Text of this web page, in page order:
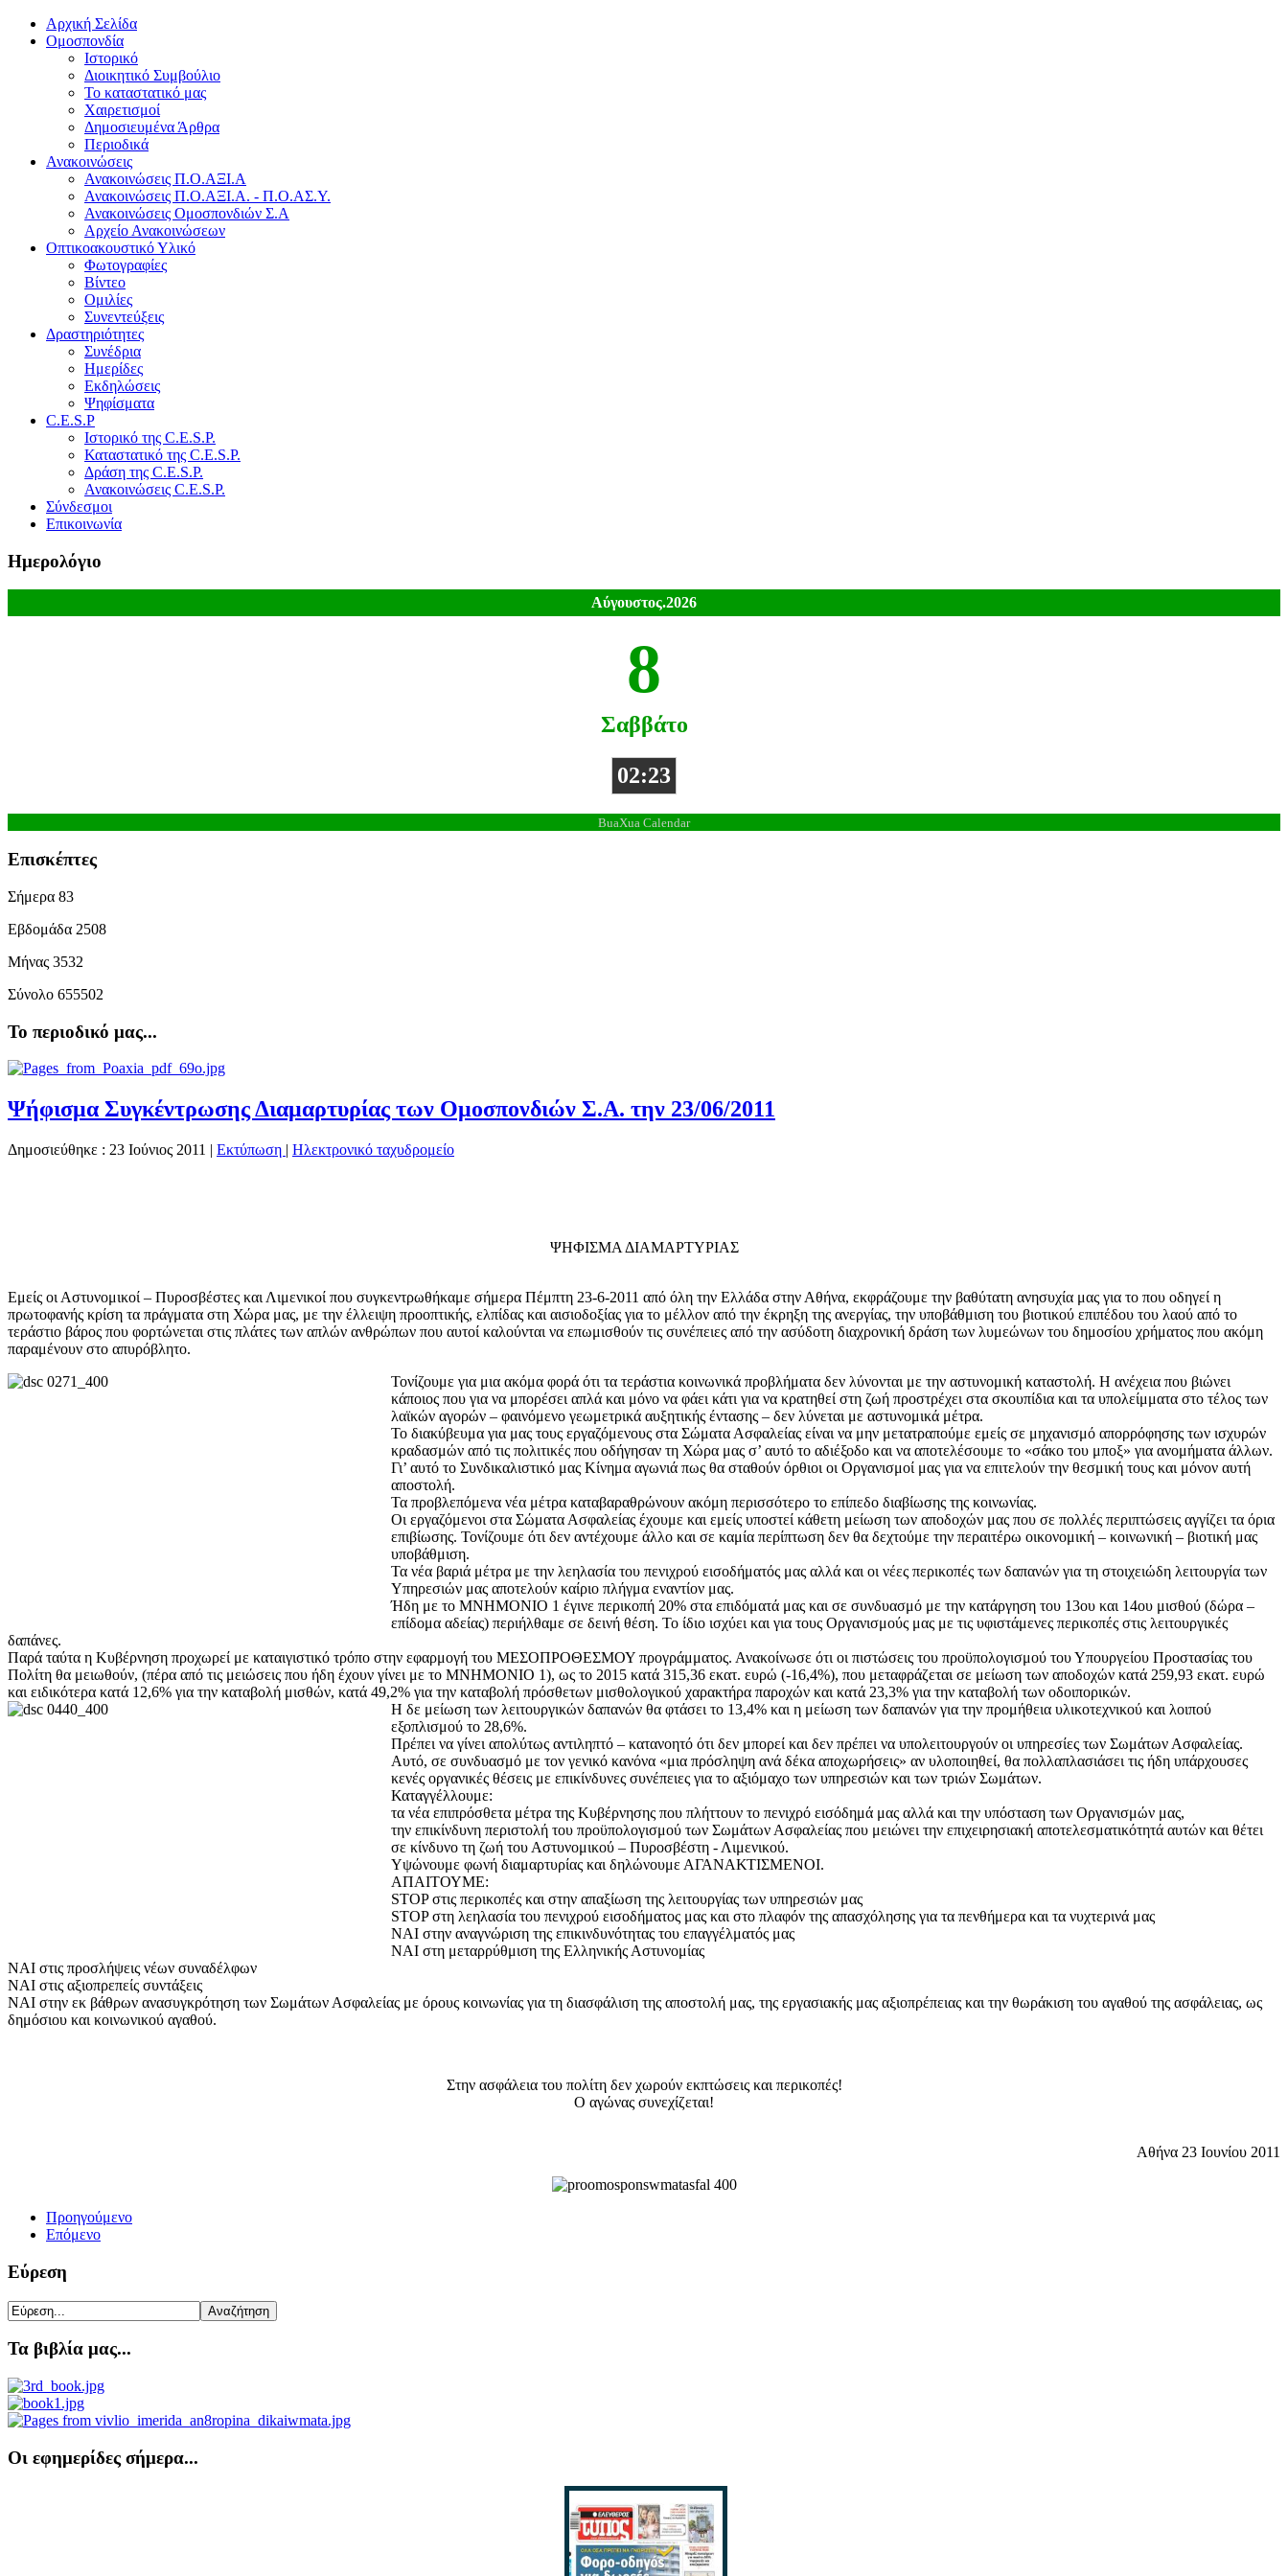
Αρχική Σελίδα
Ομοσπονδία
Ιστορικό
Διοικητικό Συμβούλιο
Το καταστατικό μας
Χαιρετισμοί
Δημοσιευμένα Άρθρα
Περιοδικά
Ανακοινώσεις
Ανακοινώσεις Π.Ο.ΑΞΙ.Α
Ανακοινώσεις Π.Ο.ΑΞΙ.Α. - Π.Ο.ΑΣ.Υ.
Ανακοινώσεις Ομοσπονδιών Σ.Α
Αρχείο Ανακοινώσεων
Οπτικοακουστικό Υλικό
Φωτογραφίες
Βίντεο
Ομιλίες
Συνεντεύξεις
Δραστηριότητες
Συνέδρια
Ημερίδες
Εκδηλώσεις
Ψηφίσματα
C.E.S.P
Ιστορικό της C.E.S.P.
Καταστατικό της C.E.S.P.
Δράση της C.E.S.P.
Ανακοινώσεις C.E.S.P.
Σύνδεσμοι
Επικοινωνία
Ημερολόγιο
Αύγουστος.2026
8
Σαββάτο
02:23
BuaXua Calendar
Επισκέπτες
Σήμερα 83
Εβδομάδα 2508
Μήνας 3532
Σύνολο 655502
Το περιοδικό μας...
Ψήφισμα Συγκέντρωσης Διαμαρτυρίας των Ομοσπονδιών Σ.Α. την 23/06/2011
Δημοσιεύθηκε : 23 Ιούνιος 2011 | Εκτύπωση | Ηλεκτρονικό ταχυδρομείο
ΨΗΦΙΣΜΑ ΔΙΑΜΑΡΤΥΡΙΑΣ
Εμείς οι Αστυνομικοί – Πυροσβέστες και Λιμενικοί που συγκεντρωθήκαμε σήμερα Πέμπτη 23-6-2011 από όλη την Ελλάδα στην Αθήνα, εκφράζουμε την βαθύτατη ανησυχία μας για το που οδηγεί η
πρωτοφανής κρίση τα πράγματα στη Χώρα μας, με την έλλειψη προοπτικής, ελπίδας και αισιοδοξίας για το μέλλον από την έκρηξη της ανεργίας, την υποβάθμιση του βιοτικού επιπέδου του λαού από το
τεράστιο βάρος που φορτώνεται στις πλάτες των απλών ανθρώπων που αυτοί καλούνται να επωμισθούν τις συνέπειες από την ασύδοτη διαχρονική δράση των λυμεώνων του δημοσίου χρήματος που ακόμη
παραμένουν στο απυρόβλητο.
Τονίζουμε για μια ακόμα φορά ότι τα τεράστια κοινωνικά προβλήματα δεν λύνονται με την αστυνομική καταστολή. Η ανέχεια που βιώνει
κάποιος που για να μπορέσει απλά και μόνο να φάει κάτι για να κρατηθεί στη ζωή προστρέχει στα σκουπίδια και τα υπολείμματα στο τέλος των
λαϊκών αγορών – φαινόμενο γεωμετρικά αυξητικής έντασης – δεν λύνεται με αστυνομικά μέτρα.
Το διακύβευμα για μας τους εργαζόμενους στα Σώματα Ασφαλείας είναι να μην μετατραπούμε εμείς σε μηχανισμό απορρόφησης των ισχυρών
κραδασμών από τις πολιτικές που οδήγησαν τη Χώρα μας σ’ αυτό το αδιέξοδο και να αποτελέσουμε το «σάκο του μποξ» για ανομήματα άλλων.
Γι’ αυτό το Συνδικαλιστικό μας Κίνημα αγωνιά πως θα σταθούν όρθιοι οι Οργανισμοί μας για να επιτελούν την θεσμική τους και μόνον αυτή
αποστολή.
Τα προβλεπόμενα νέα μέτρα καταβαραθρώνουν ακόμη περισσότερο το επίπεδο διαβίωσης της κοινωνίας.
Οι εργαζόμενοι στα Σώματα Ασφαλείας έχουμε και εμείς υποστεί κάθετη μείωση των αποδοχών μας που σε πολλές περιπτώσεις αγγίζει τα όρια
επιβίωσης. Τονίζουμε ότι δεν αντέχουμε άλλο και σε καμία περίπτωση δεν θα δεχτούμε την περαιτέρω οικονομική – κοινωνική – βιοτική μας
υποβάθμιση.
Τα νέα βαριά μέτρα με την λεηλασία του πενιχρού εισοδήματός μας αλλά και οι νέες περικοπές των δαπανών για τη στοιχειώδη λειτουργία των
Υπηρεσιών μας αποτελούν καίριο πλήγμα εναντίον μας.
Ήδη με το ΜΝΗΜΟΝΙΟ 1 έγινε περικοπή 20% στα επιδόματά μας και σε συνδυασμό με την κατάργηση του 13ου και 14ου μισθού (δώρα –
επίδομα αδείας) περιήλθαμε σε δεινή θέση. Το ίδιο ισχύει και για τους Οργανισμούς μας με τις υφιστάμενες περικοπές στις λειτουργικές
δαπάνες.
Παρά ταύτα η Κυβέρνηση προχωρεί με καταιγιστικό τρόπο στην εφαρμογή του ΜΕΣΟΠΡΟΘΕΣΜΟΥ προγράμματος. Ανακοίνωσε ότι οι πιστώσεις του προϋπολογισμού του Υπουργείου Προστασίας του
Πολίτη θα μειωθούν, (πέρα από τις μειώσεις που ήδη έχουν γίνει με το ΜΝΗΜΟΝΙΟ 1), ως το 2015 κατά 315,36 εκατ. ευρώ (-16,4%), που μεταφράζεται σε μείωση των αποδοχών κατά 259,93 εκατ. ευρώ
και ειδικότερα κατά 12,6% για την καταβολή μισθών, κατά 49,2% για την καταβολή πρόσθετων μισθολογικού χαρακτήρα παροχών και κατά 23,3% για την καταβολή των οδοιπορικών.
Η δε μείωση των λειτουργικών δαπανών θα φτάσει το 13,4% και η μείωση των δαπανών για την προμήθεια υλικοτεχνικού και λοιπού
εξοπλισμού το 28,6%.
Πρέπει να γίνει απολύτως αντιληπτό – κατανοητό ότι δεν μπορεί και δεν πρέπει να υπολειτουργούν οι υπηρεσίες των Σωμάτων Ασφαλείας.
Αυτό, σε συνδυασμό με τον γενικό κανόνα «μια πρόσληψη ανά δέκα αποχωρήσεις» αν υλοποιηθεί, θα πολλαπλασιάσει τις ήδη υπάρχουσες
κενές οργανικές θέσεις με επικίνδυνες συνέπειες για το αξιόμαχο των υπηρεσιών και των τριών Σωμάτων.
Καταγγέλλουμε:
τα νέα επιπρόσθετα μέτρα της Κυβέρνησης που πλήττουν το πενιχρό εισόδημά μας αλλά και την υπόσταση των Οργανισμών μας,
την επικίνδυνη περιστολή του προϋπολογισμού των Σωμάτων Ασφαλείας που μειώνει την επιχειρησιακή αποτελεσματικότητά αυτών και θέτει
σε κίνδυνο τη ζωή του Αστυνομικού – Πυροσβέστη - Λιμενικού.
Υψώνουμε φωνή διαμαρτυρίας και δηλώνουμε ΑΓΑΝΑΚΤΙΣΜΕΝΟΙ.
ΑΠΑΙΤΟΥΜΕ:
STOP στις περικοπές και στην απαξίωση της λειτουργίας των υπηρεσιών μας
STOP στη λεηλασία του πενιχρού εισοδήματος μας και στο πλαφόν της απασχόλησης για τα πενθήμερα και τα νυχτερινά μας
ΝΑΙ στην αναγνώριση της επικινδυνότητας του επαγγέλματός μας
ΝΑΙ στη μεταρρύθμιση της Ελληνικής Αστυνομίας
ΝΑΙ στις προσλήψεις νέων συναδέλφων
ΝΑΙ στις αξιοπρεπείς συντάξεις
ΝΑΙ στην εκ βάθρων ανασυγκρότηση των Σωμάτων Ασφαλείας με όρους κοινωνίας για τη διασφάλιση της αποστολή μας, της εργασιακής μας αξιοπρέπειας και την θωράκιση του αγαθού της ασφάλειας, ως
δημόσιου και κοινωνικού αγαθού.
Στην ασφάλεια του πολίτη δεν χωρούν εκπτώσεις και περικοπές!
Ο αγώνας συνεχίζεται!
Αθήνα 23 Ιουνίου 2011
Προηγούμενο
Επόμενο
Εύρεση
Τα βιβλία μας...
Οι εφημερίδες σήμερα...